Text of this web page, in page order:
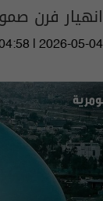
انهيار فرن
| 2026-05-04